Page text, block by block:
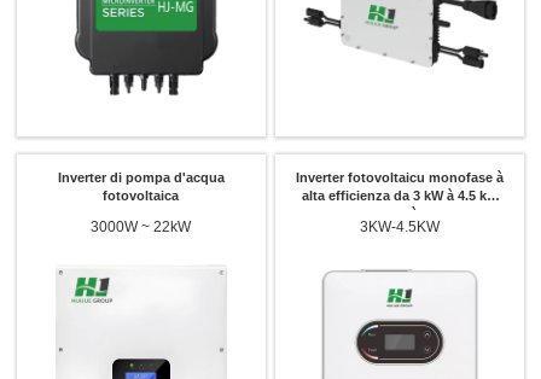
Inverter di pompa d'acqua
fotovoltaica
3000W ~ 22kW
Inverter fotovoltaicu monofase à
alta efficienza da 3 kW à 4.5 kW
cunnessu à a rete
3KW-4.5KW